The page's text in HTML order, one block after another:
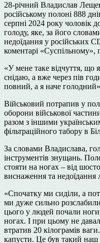
28-річний Владислав
російському полоні 888
серпні 2024 року чоловік
голоду, яке, за його
недоїдання у російських
коментарі «Суспільному»,
«У мене таке відчуття, що
снідаю, а вже через пів
повний, а я наче
Військовий потрапив у
оборони військової
разом з іншими
фільтраційного табору в
За словами Владислава,
інструментів знущань.
стояти на ногах – від
виснаження та недоїдання
«Спочатку ми сиділи, а
ми дуже сильно
цього у людей почали
ногах. І при цьому не
втратив 20 кілограмів
капусти. Це був такий наш